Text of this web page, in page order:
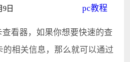
9日 pc教程
看器，如果你想要快速的查
相关信息，那么就可以通过